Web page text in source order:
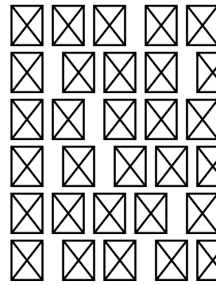
항성의 나
화 단계를
다. 항성
소 및 헬
중원소로
진 성간 구